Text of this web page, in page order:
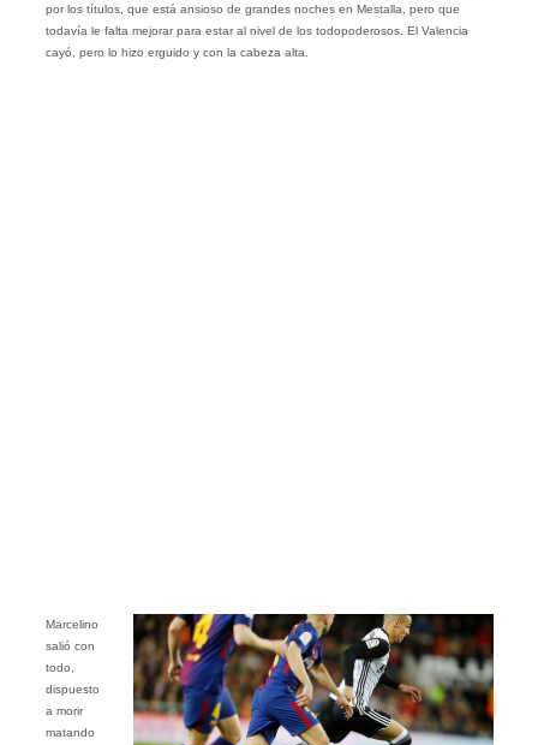
por los títulos, que está ansioso de grandes noches en Mestalla, pero que
todavía le falta mejorar para estar al nivel de los todopoderosos. El Valencia
cayó, pero lo hizo erguido y con la cabeza alta.
Marcelino
salió con
todo,
dispuesto
a morir
matando